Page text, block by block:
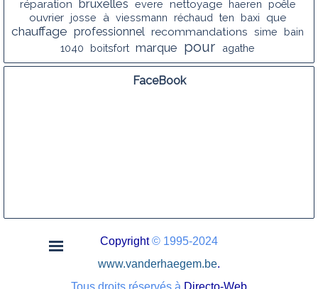
réparation bruxelles evere nettoyage haeren poêle
ouvrier josse à viessmann réchaud ten baxi que
chauffage professionnel recommandations sime
bain
1040
boitsfort marque pour agathe
FaceBook
Copyright© 1995-2024
www.vanderhaegem.be.
Tous droits réservés à Directo-Web